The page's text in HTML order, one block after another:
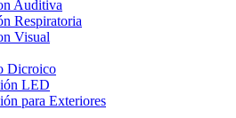
Auditiva
Respiratoria
Visual
Dicroico
LED
para Exteriores